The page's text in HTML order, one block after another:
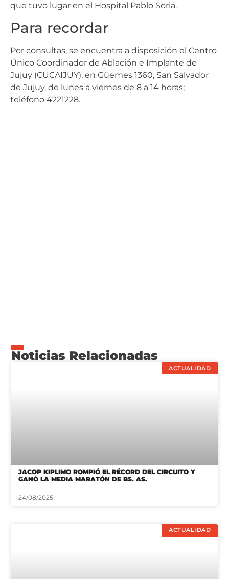
que tuvo lugar en el Hospital Pablo Soria.
Para recordar
Por consultas, se encuentra a disposición el Centro
Único Coordinador de Ablación e Implante de
Jujuy (CUCAIJUY), en Güemes 1360, San Salvador
de Jujuy, de lunes a viernes de 8 a 14 horas;
teléfono 4221228.
Noticias Relacionadas
ACTUALIDAD
JACOP KIPLIMO ROMPIÓ EL RÉCORD DEL CIRCUITO Y
GANÓ LA MEDIA MARATÓN DE BS. AS.
24/08/2025
ACTUALIDAD